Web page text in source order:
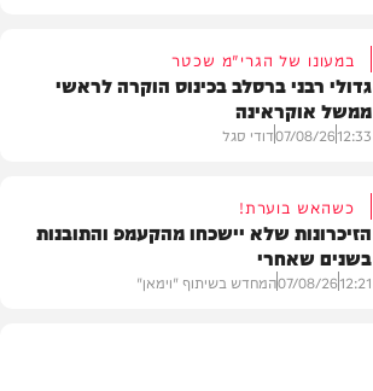
במעונו של הגרי"מ שכטר
גדולי רבני ברסלב בכינוס הוקרה לראשי
ממשל אוקראינה
12:33
07/08/26דודי סגל
כשהאש בוערת!
הזיכרונות שלא יישכחו מהקעמפ והתובנות
בשנים שאחרי
12:21
07/08/26המחדש בשיתוף "וימאן"